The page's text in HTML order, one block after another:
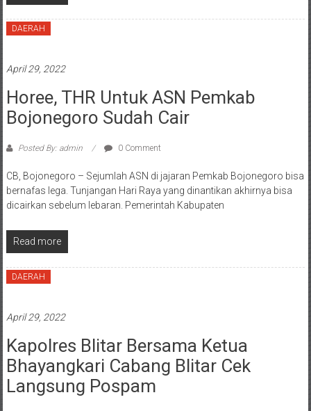
DAERAH
April 29, 2022
Horee, THR Untuk ASN Pemkab
Bojonegoro Sudah Cair
Posted By: admin 0 Comment
CB, Bojonegoro – Sejumlah ASN di jajaran Pemkab Bojonegoro bisa
bernafas lega. Tunjangan Hari Raya yang dinantikan akhirnya bisa
dicairkan sebelum lebaran. Pemerintah Kabupaten
Read more
DAERAH
April 29, 2022
Kapolres Blitar Bersama Ketua
Bhayangkari Cabang Blitar Cek
Langsung Pospam